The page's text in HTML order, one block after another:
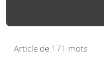
Article de 171 mots